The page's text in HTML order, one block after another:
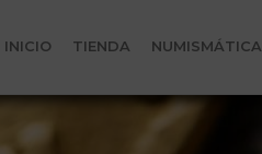
INICIO TIENDA NUMISMÁTICA